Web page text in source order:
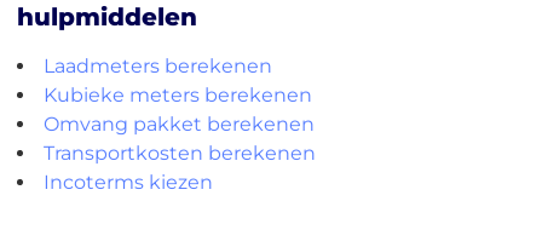
hulpmiddelen
Laadmeters berekenen
Kubieke meters berekenen
Omvang pakket berekenen
Transportkosten berekenen
Incoterms kiezen